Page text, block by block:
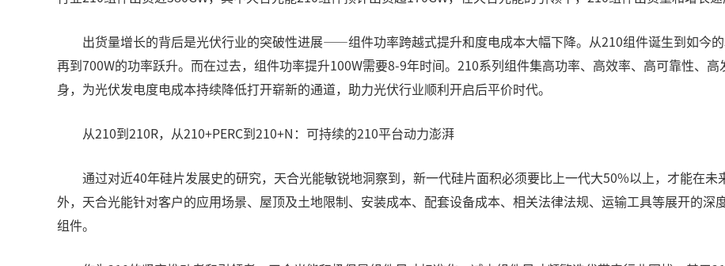
出货量增长的背后是光伏行业的突破性进展——组件功率跨越式提升和度电成本大幅下降。从210组件诞生到如今
再到700W的功率跃升。而在过去，组件功率提升100W需要8-9年时间。210系列组件集高功率、高效率、高可靠性、
身，为光伏发电度电成本持续降低打开崭新的通道，助力光伏行业顺利开启后平价时代。
从210到210R，从210+PERC到210+N：可持续的210平台动力澎湃
通过对近40年硅片发展史的研究，天合光能敏锐地洞察到，新一代硅片面积必须要比上一代大50%以上，才能在
外，天合光能针对客户的应用场景、屋顶及土地限制、安装成本、配套设备成本、相关法律法规、运输工具等展开的深
组件。